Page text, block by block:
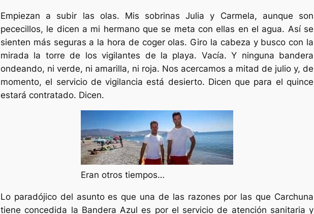
Empiezan a subir las olas. Mis sobrinas Julia y Carmela, aunque son
pececillos, le dicen a mi hermano que se meta con ellas en el agua. Así se
sienten más seguras a la hora de coger olas. Giro la cabeza y busco con la
mirada la torre de los vigilantes de la playa. Vacía. Y ninguna bandera
ondeando, ni verde, ni amarilla, ni roja. Nos acercamos a mitad de julio y, de
momento, el servicio de vigilancia está desierto. Dicen que para el quince
estará contratado. Dicen.
Eran otros tiempos…
Lo paradójico del asunto es que una de las razones por las que Carchuna
tiene concedida la Bandera Azul es por el servicio de atención sanitaria y